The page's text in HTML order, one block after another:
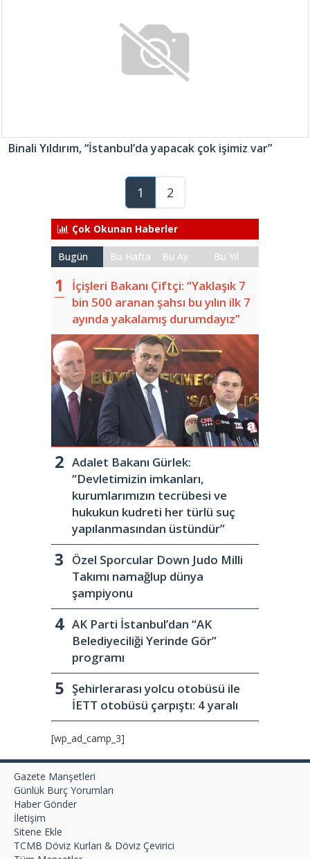
Binali Yıldırım, “İstanbul’da yapacak çok işimiz var”
1 2
Çok Okunan Haberler
Bugün Bu Hafta Bu Ay Bu Yıl
İçişleri Bakanı Çiftçi: “Yaklaşık 7
bin 500 aranan şahsı bu yılın ilk 7
ayında yakalamış durumdayız”
Adalet Bakanı Gürlek:
“Devletimizin imkanları,
kurumlarımızın tecrübesi ve
hukukun kudreti her türlü suç
yapılanmasından üstündür”
Özel Sporcular Down Judo Milli
Takımı namağlup dünya
şampiyonu
AK Parti İstanbul’dan “AK
Belediyeciliği Yerinde Gör”
programı
Şehirlerarası yolcu otobüsü ile
İETT otobüsü çarpıştı: 4 yaralı
[wp_ad_camp_3]
Gazete Manşetleri
Günlük Burç Yorumları
Haber Gönder
İletişim
Sitene Ekle
TCMB Döviz Kurları & Döviz Çevirici